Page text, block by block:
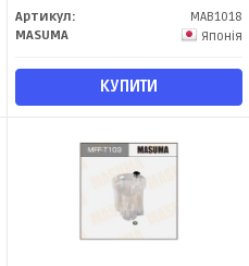
Артикул:
MAB1018
MASUMA
Японія
КУПИТИ